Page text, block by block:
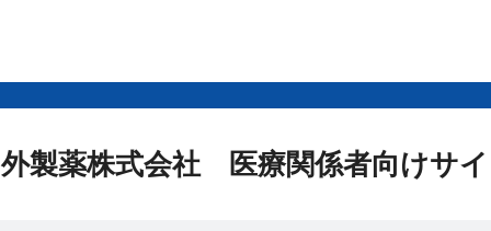
製薬株式会社 医療関係者向けサ